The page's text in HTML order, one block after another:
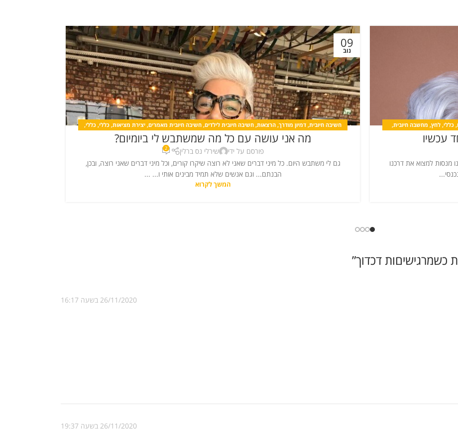
, כללי, לחץ, מחשבה חיובית,
עכשיו
מנסות למצוא את דרכנו
09
נוב
חשיבה חיובית, דמיון מודרך, הרצאות, חשיבה חיובית לילדים, חשיבה חיובית מאמרים, יצירת מציאות, כללי, כללי,
מחשבה חיובית , קורסים
מה אני עושה עם כל מה שמשתבש לי ביומיום?
פורסם על ידי שירלי נס ברלין 2
גם לי משתבש היום. כל מיני דברים שאני לא רוצה שיקרו קורים, וכל מיני דברים שאני רוצה, ובכן,
הבנתם... וגם אנשים שלא תמיד מבינים אותי ו... ...
המשך לקרוא
כשמרגישיםות דכדוך”
26/11/2020 בשעה 16:17
26/11/2020 בשעה 19:37